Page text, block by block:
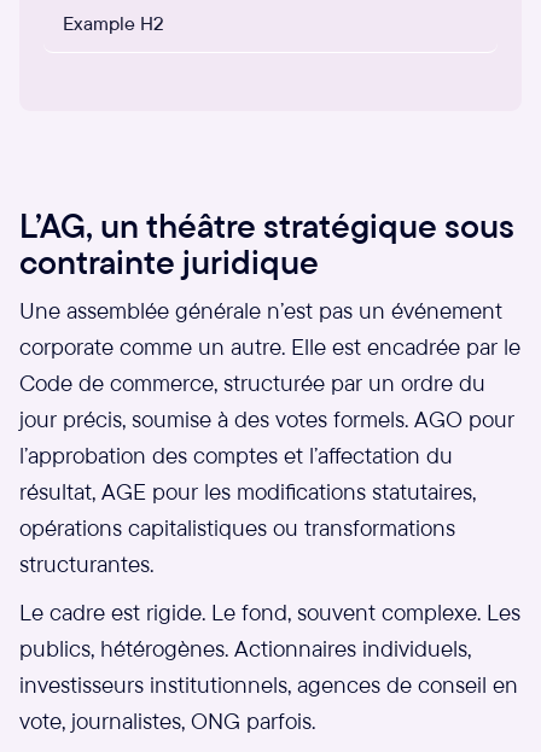
Example H2
L’AG, un théâtre stratégique sous
contrainte juridique
Une assemblée générale n’est pas un événement
corporate comme un autre. Elle est encadrée par le
Code de commerce, structurée par un ordre du
jour précis, soumise à des votes formels. AGO pour
l’approbation des comptes et l’affectation du
résultat, AGE pour les modifications statutaires,
opérations capitalistiques ou transformations
structurantes.
Le cadre est rigide. Le fond, souvent complexe. Les
publics, hétérogènes. Actionnaires individuels,
investisseurs institutionnels, agences de conseil en
vote, journalistes, ONG parfois.